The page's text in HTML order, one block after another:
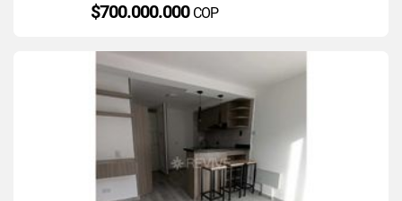
$700.000.000 COP